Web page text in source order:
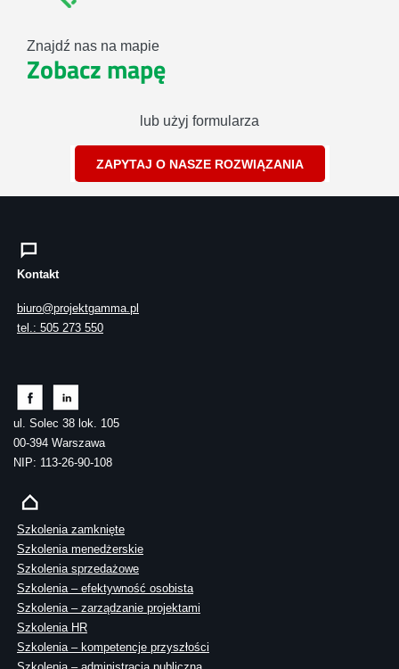
Znajdź nas na mapie
Zobacz mapę
lub użyj formularza
ZAPYTAJ O NASZE ROZWIĄZANIA
Kontakt
biuro@projektgamma.pl
tel.: 505 273 550
ul. Solec 38 lok. 105
00-394 Warszawa
NIP: 113-26-90-108
Szkolenia zamknięte
Szkolenia menedżerskie
Szkolenia sprzedażowe
Szkolenia – efektywność osobista
Szkolenia – zarządzanie projektami
Szkolenia HR
Szkolenia – kompetencje przyszłości